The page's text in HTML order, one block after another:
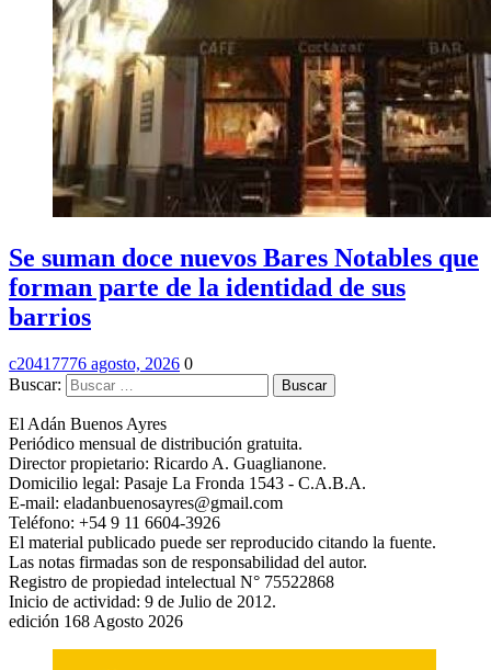
Se suman doce nuevos Bares Notables que
forman parte de la identidad de sus
barrios
c20417776 agosto, 2026 0
Buscar:
El Adán Buenos Ayres
Periódico mensual de distribución gratuita.
Director propietario: Ricardo A. Guaglianone.
Domicilio legal: Pasaje La Fronda 1543 - C.A.B.A.
E-mail: eladanbuenosayres@gmail.com
Teléfono: +54 9 11 6604-3926
El material publicado puede ser reproducido citando la fuente.
Las notas firmadas son de responsabilidad del autor.
Registro de propiedad intelectual N° 75522868
Inicio de actividad: 9 de Julio de 2012.
edición 168 Agosto 2026